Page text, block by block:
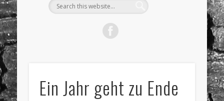
Ein Jahr geht zu Ende